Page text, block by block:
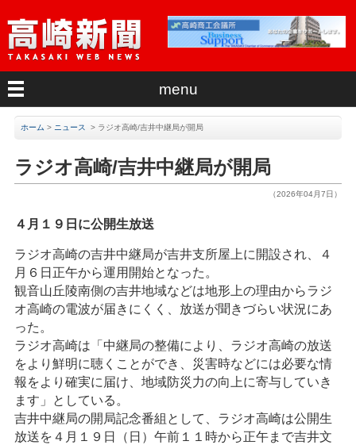
menu
ホーム > ニュース > ラジオ高崎/吉井中継局が開局
ラジオ高崎/吉井中継局が開局
（2026年04月7日）
４月１９日に公開生放送
ラジオ高崎の吉井中継局が吉井支所屋上に開設され、４
月６日正午から運用開始となった。
観音山丘陵南側の吉井地域などは地形上の理由からラジ
オ高崎の電波が届きにくく、放送が聞きづらい状況にあ
った。
ラジオ高崎は「中継局の整備により、ラジオ高崎の放送
をより鮮明に聴くことができ、災害時などには必要な情
報をより確実に届け、地域防災力の向上に寄与していき
ます」としている。
吉井中継局の開局記念番組として、ラジオ高崎は公開生
放送を４月１９日（日）午前１１時から正午まで吉井文